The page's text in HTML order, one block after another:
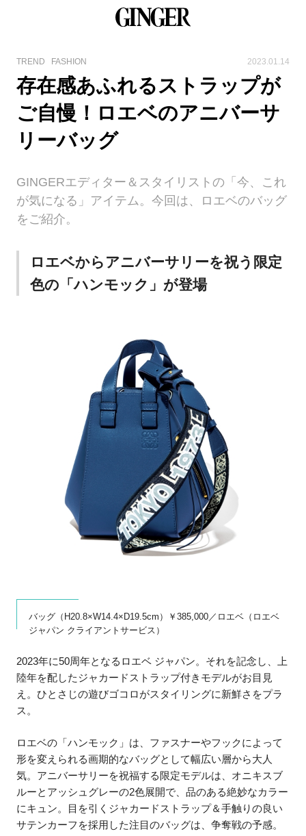
TREND FASHION 2023.01.14
存在感あふれるストラップが
ご自慢！ロエベのアニバーサ
リーバッグ
GINGERエディター＆スタイリストの「今、これ
が気になる」アイテム。今回は、ロエベのバッグ
をご紹介。
ロエベからアニバーサリーを祝う限定
色の「ハンモック」が登場
バッグ（H20.8×W14.4×D19.5cm）￥385,000／ロエベ（ロエベ
ジャパン クライアントサービス）
2023年に50周年となるロエベ ジャパン。それを記念し、上
陸年を配したジャカードストラップ付きモデルがお目見
え。ひとさじの遊びゴコロがスタイリングに新鮮さをプラ
ス。
ロエベの「ハンモック」は、ファスナーやフックによって
形を変えられる画期的なバッグとして幅広い層から大人
気。アニバーサリーを祝福する限定モデルは、オニキスブ
ルーとアッシュグレーの2色展開で、品のある絶妙なカラー
にキュン。目を引くジャカードストラップ＆手触りの良い
サテンカーフを採用した注目のバッグは、争奪戦の予感。